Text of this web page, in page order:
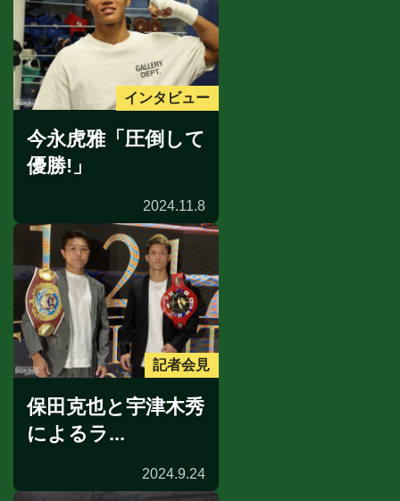
インタビュー
今永虎雅「圧倒して
優勝!」
2024.11.8
記者会見
保田克也と宇津木秀
によるラ...
2024.9.24